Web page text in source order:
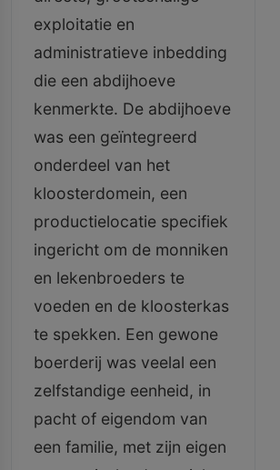
exploitatie en
administratieve inbedding
die een abdijhoeve
kenmerkte. De abdijhoeve
was een geïntegreerd
onderdeel van het
kloosterdomein, een
productielocatie specifiek
ingericht om de monniken
en lekenbroeders te
voeden en de kloosterkas
te spekken. Een gewone
boerderij was veelal een
zelfstandige eenheid, in
pacht of eigendom van
een familie, met zijn eigen